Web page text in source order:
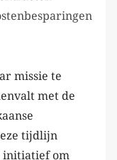
missie te
met de
tijdlijn
initiatief om